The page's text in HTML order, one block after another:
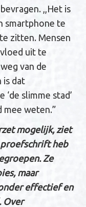
,,Het is
smartphone te
zitten. Mensen
uit te
van de
is dat
slimme stad’
mee weten.”
mogelijk, ziet
heb
Ze
maar
effectief en
Over